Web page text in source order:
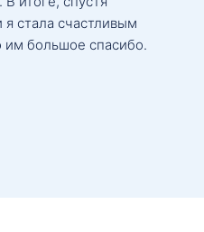
стала счастливым
им большое спасибо.